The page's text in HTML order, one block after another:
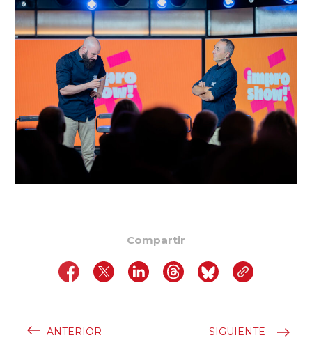
Compartir
ANTERIOR SIGUIENTE